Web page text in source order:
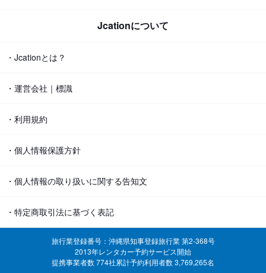
Jcationについて
・Jcationとは？
・運営会社｜標識
・利用規約
・個人情報保護方針
・個人情報の取り扱いに関する告知文
・特定商取引法に基づく表記
旅行業登録番号：沖縄県知事登録旅行業 第2-368号
2013年レンタカー予約サービス開始
提携事業者数 774社累計予約利用者数 3,769,265名